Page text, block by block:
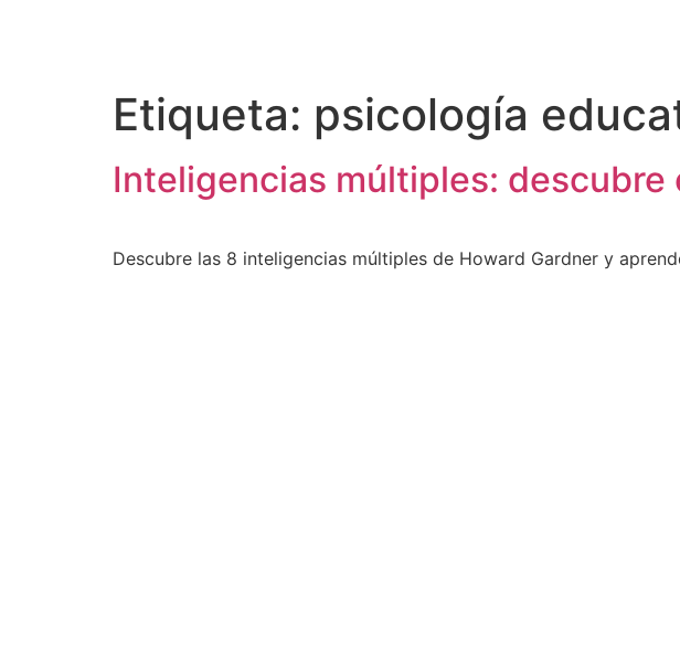
Etiqueta: psicología
Inteligencias múltiples:
Descubre las 8 inteligencias múltiples de Howard Gardner y